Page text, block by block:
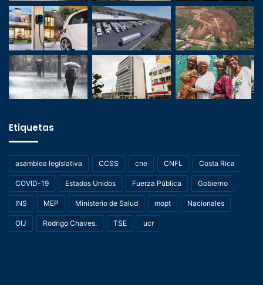
Etiquetas
asamblea legislativa CCSS cne CNFL Costa Rica
COVID-19 Estados Unidos Fuerza Pública Gobierno
INS MEP Ministerio de Salud mopt Nacionales
OIJ Rodrigo Chaves. TSE ucr